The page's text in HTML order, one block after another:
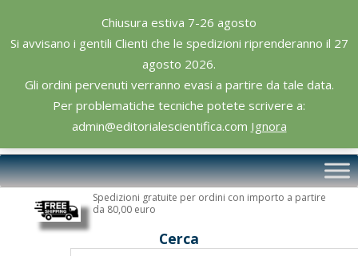
Chiusura estiva 7-26 agosto
Si avvisano i gentili Clienti che le spedizioni riprenderanno il 27
agosto 2026.
Gli ordini pervenuti verranno evasi a partire da tale data.
Per problematiche tecniche potete scrivere a:
admin@editorialescientifica.com Ignora
content
Editoriale
Scientifica
Primary
Navigation
Spedizioni gratuite per ordini con importo a partire
da 80,00 euro
Cerca